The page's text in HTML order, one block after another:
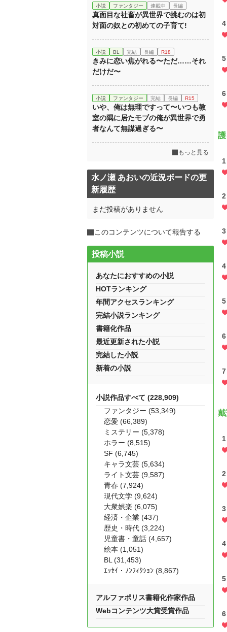
4
5
6
護
1
2
3
4
5
6
7
1
2
3
4
5
6
小説 ファンタジー 連載中 長編
真面目な社畜が異世界で挑むのは初
対面の奴との初めての子育て!
小説 BL 完結 長編 R18
きみに恋い焦がれる〜ただ……それ
だけだ〜
小説 ファンタジー 完結 長編 R15
いや、俺は無理ですって〜いつも教
室の隅に居たモブの俺が異世界で勇
者なんて無謀過ぎる〜
もっと見る
水ノ瀬 あおいの近況ボードの更
新履歴
まだ投稿がありません
このコンテンツについて報告する
投稿小説
あなたにおすすめの小説
HOTランキング
年間アクセスランキング
完結小説ランキング
書籍化作品
最近更新された小説
完結した小説
新着の小説
小説作品すべて (228,909)
ファンタジー (53,349)
恋愛 (66,389)
ミステリー (5,378)
ホラー (8,515)
SF (6,745)
キャラ文芸 (5,634)
ライト文芸 (9,587)
青春 (7,924)
現代文学 (9,624)
大衆娯楽 (6,075)
経済・企業 (437)
歴史・時代 (3,224)
児童書・童話 (4,657)
絵本 (1,051)
BL (31,453)
ｴｯｾｲ・ﾉﾝﾌｨｸｼｮﾝ (8,867)
アルファポリス書籍化作家作品
Webコンテンツ大賞受賞作品